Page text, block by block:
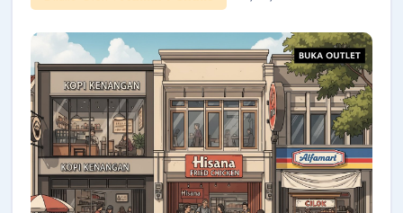
AI Konsultan
Online
Halo!
Saya AI Konsultan BukaOutlet. Siap membantu
seputar kemitraan, bisnis, dan outlet.